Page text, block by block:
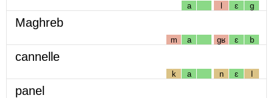
a l ɛ g
Maghreb
m a gʁ ɛ b
cannelle
k a n ɛ l
panel